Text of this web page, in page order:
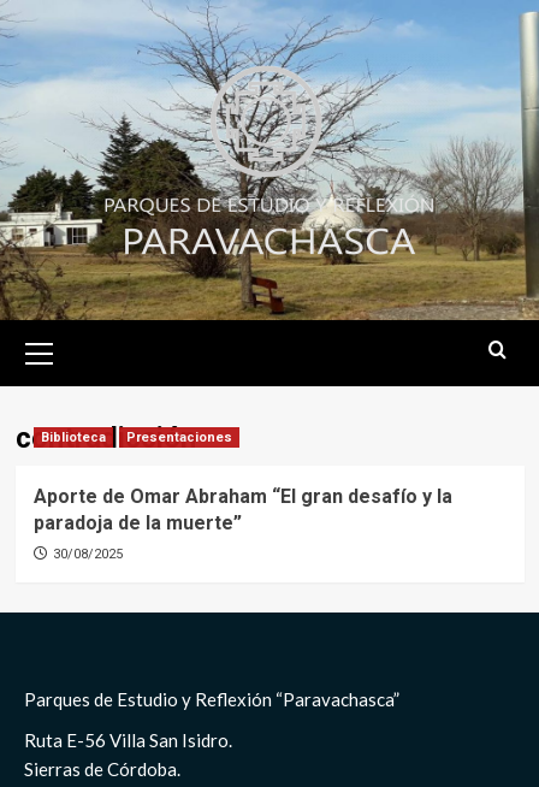
Skip
to
content
Menu
contradicción
Biblioteca Presentaciones
Aporte de Omar Abraham “El gran desafío y la
paradoja de la muerte”
30/08/2025
Parques de Estudio y Reflexión “Paravachasca”
Ruta E-56 Villa San Isidro.
Sierras de Córdoba.